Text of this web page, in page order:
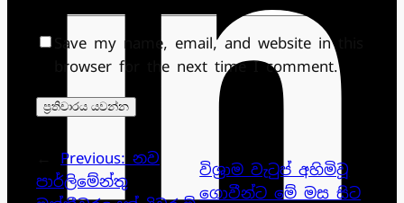
Save my name, email, and website in this
browser for the next time I comment.
Previous: නව
පාර්ලිමේන්තු
විශ්‍රාම වැටුප් අහිමිවූ
ගොවීන්ට මේ මස සිට